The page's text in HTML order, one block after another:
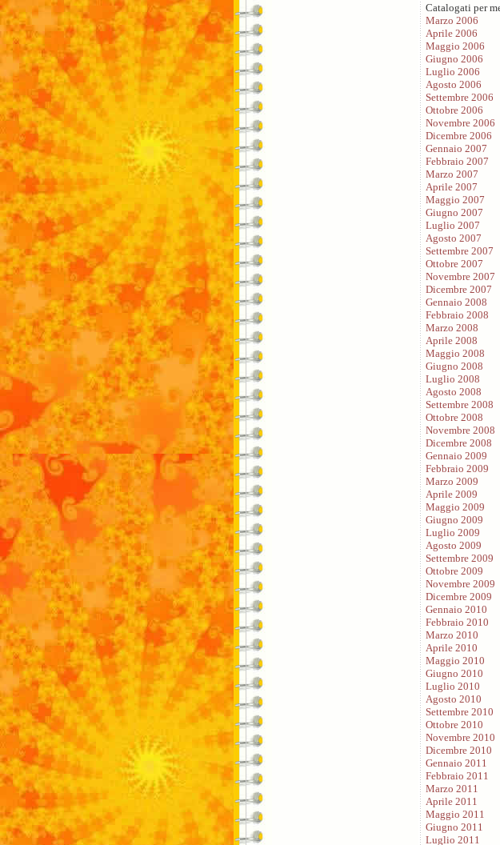
Catalogati per
Marzo 2006
Aprile 2006
Maggio 2006
Giugno 2006
Luglio 2006
Agosto 2006
Settembre 2006
Ottobre 2006
Novembre 2006
Dicembre 2006
Gennaio 2007
Febbraio 2007
Marzo 2007
Aprile 2007
Maggio 2007
Giugno 2007
Luglio 2007
Agosto 2007
Settembre 2007
Ottobre 2007
Novembre 2007
Dicembre 2007
Gennaio 2008
Febbraio 2008
Marzo 2008
Aprile 2008
Maggio 2008
Giugno 2008
Luglio 2008
Agosto 2008
Settembre 2008
Ottobre 2008
Novembre 2008
Dicembre 2008
Gennaio 2009
Febbraio 2009
Marzo 2009
Aprile 2009
Maggio 2009
Giugno 2009
Luglio 2009
Agosto 2009
Settembre 2009
Ottobre 2009
Novembre 2009
Dicembre 2009
Gennaio 2010
Febbraio 2010
Marzo 2010
Aprile 2010
Maggio 2010
Giugno 2010
Luglio 2010
Agosto 2010
Settembre 2010
Ottobre 2010
Novembre 2010
Dicembre 2010
Gennaio 2011
Febbraio 2011
Marzo 2011
Aprile 2011
Maggio 2011
Giugno 2011
Luglio 2011